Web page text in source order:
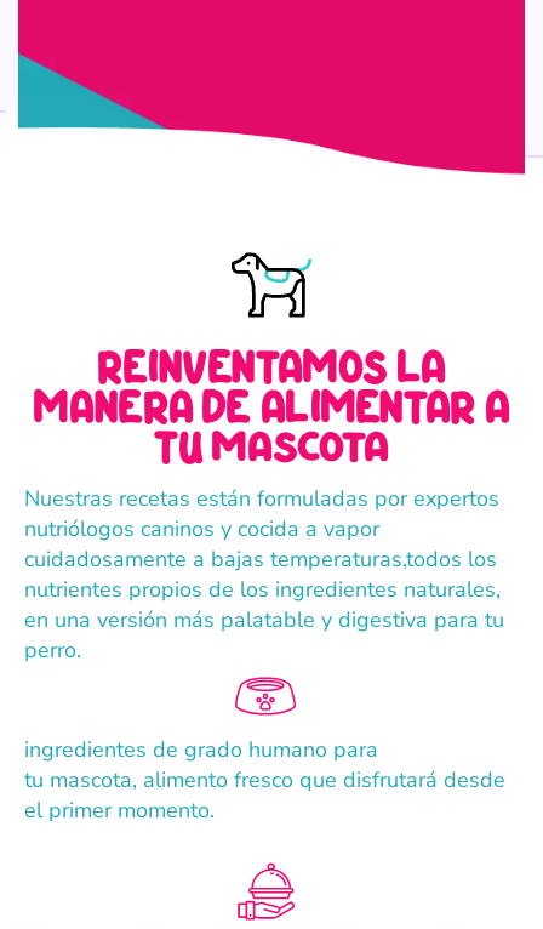
REINVENTAMOS LA
MANERA DE ALIMENTAR A
TU mascota
Nuestras recetas están formuladas por expertos
nutriólogos caninos y cocida a vapor
cuidadosamente a bajas temperaturas,todos los
nutrientes propios de los ingredientes naturales,
en una versión más palatable y digestiva para tu
perro.
ingredientes de grado humano para
tu mascota, alimento fresco que disfrutará desde
el primer momento.